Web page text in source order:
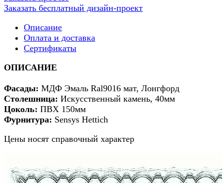
Заказать бесплатный дизайн-проект
Описание
Оплата и доставка
Сертификаты
ОПИСАНИЕ
Фасады: МДФ Эмаль Ral9016 мат, Лонгфорд
Столешница: Искусственный камень, 40мм
Цоколь: ПВХ 150мм
Фурнитура: Sensys Hettich
Цены носят справочный характер